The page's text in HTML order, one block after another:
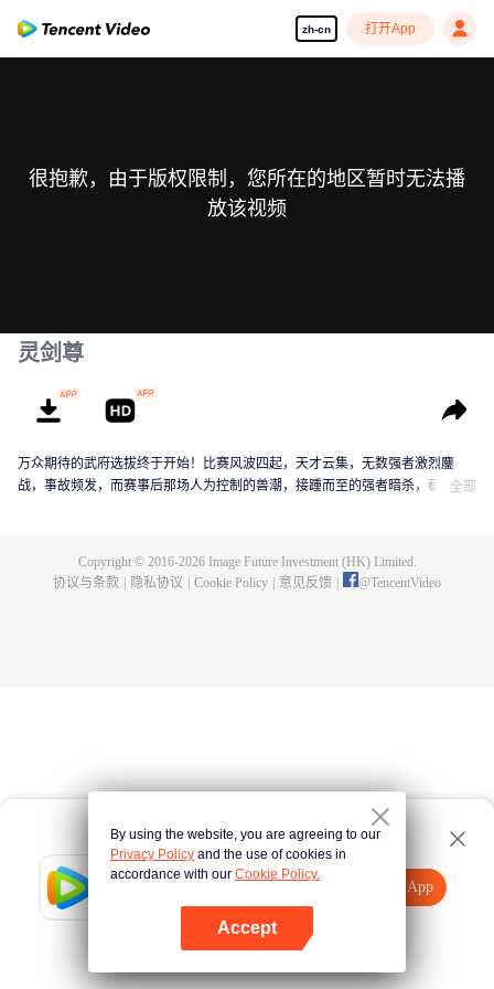
zh-cn 打开App
Tencent Video
打开App
点击此处
很抱歉，由于版权限制，您所在的地区暂时无法播
放该视频
灵剑尊
万众期待的武府选拔终于开始！比赛风波四起，天才云集，无数强者激烈鏖
战，事故频发，而赛事后那场人为控制的兽潮，接踵而至的强者暗杀，都显示
全部
Copyright © 2016-2026Image Future Investment (HK) Limited.
协议与条款
隐私协议 Cookie Policy 意见反馈 @TencentVideo
By using the website, you are agreeing to our
Privacy Policy and the use of cookies in
accordance with our Cookie Policy.
Accept